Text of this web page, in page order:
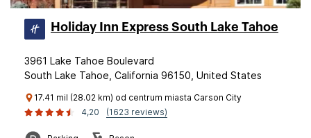
Holiday Inn Express South Lake Tahoe
3961 Lake Tahoe Boulevard
South Lake Tahoe, California 96150, United States
17.41 mil (28.02 km) od centrum miasta Carson City
4,20
(1623 reviews)